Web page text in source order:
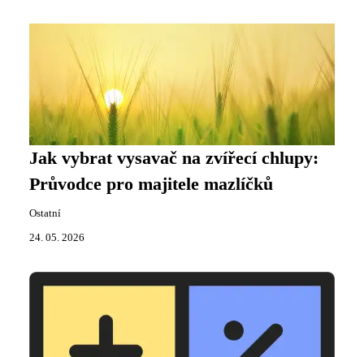
Jak vybrat vysavač na zvířecí chlupy:
Průvodce pro majitele mazlíčků
Ostatní
24. 05. 2026